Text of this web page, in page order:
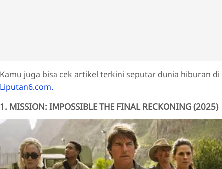
Kamu juga bisa cek artikel terkini seputar dunia hiburan di
Liputan6.com.
1. MISSION: IMPOSSIBLE THE FINAL RECKONING (2025)